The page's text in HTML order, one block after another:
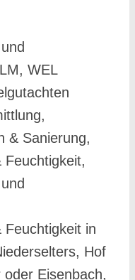
WEL
& Sanierung,
Feuchtigkeit,
Feuchtigkeit in
Hof
Eisenbach,